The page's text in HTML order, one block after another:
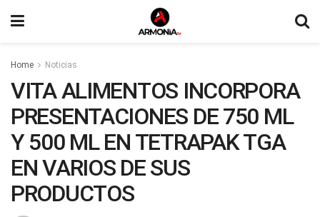
Home Noticias
VITA ALIMENTOS INCORPORA
PRESENTACIONES DE 750 ML
Y 500 ML EN TETRAPAK TGA
EN VARIOS DE SUS
PRODUCTOS